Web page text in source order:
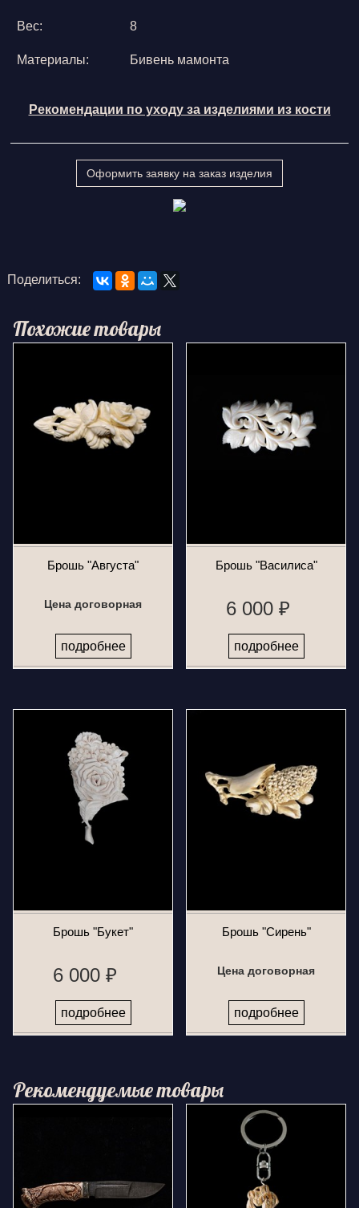
Вес: 8
Материалы: Бивень мамонта
Рекомендации по уходу за изделиями из кости
Оформить заявку на заказ изделия
Поделиться:
Похожие товары
Брошь "Августа"
Цена договорная
подробнее
Брошь "Василиса"
6 000 ₽
подробнее
Брошь "Букет"
6 000 ₽
подробнее
Брошь "Сирень"
Цена договорная
подробнее
Рекомендуемые товары